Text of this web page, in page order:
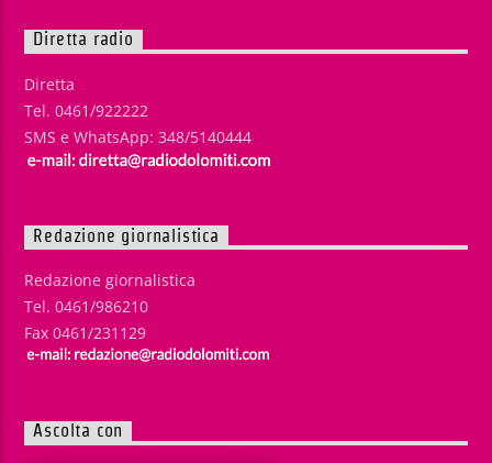
Diretta radio
Diretta
Tel. 0461/922222
SMS e WhatsApp: 348/5140444
Redazione giornalistica
Redazione giornalistica
Tel. 0461/986210
Fax 0461/231129
Ascolta con